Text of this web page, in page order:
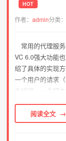
HOT
作者：admin分类
常用的代理服
VC 6.0强大功能
绍了具体的实现
一个用户的请求
个线程，一个把
一个线程把远程
阅读全文